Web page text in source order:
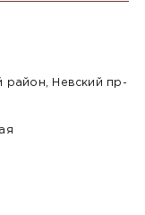
район, Невский пр-